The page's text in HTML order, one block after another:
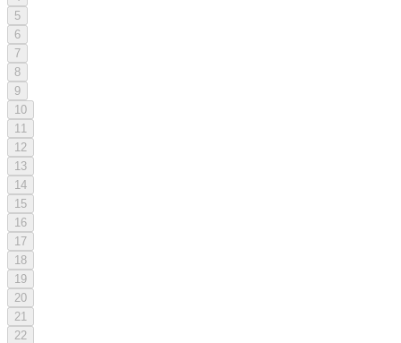
5
6
7
8
9
10
11
12
13
14
15
16
17
18
19
20
21
22